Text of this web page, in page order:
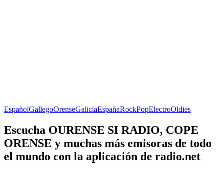
EspañolGallegoOrenseGaliciaEspañaRockPopElectroOldies
Escucha OURENSE SI RADIO, COPE
ORENSE y muchas más emisoras de todo
el mundo con la aplicación de radio.net